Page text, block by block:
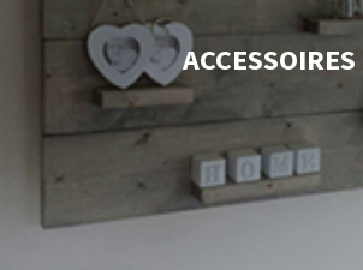
ACCESSOIRES